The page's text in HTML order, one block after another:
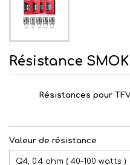
Résistance SMOK
Résistances pour
Valeur de résistance